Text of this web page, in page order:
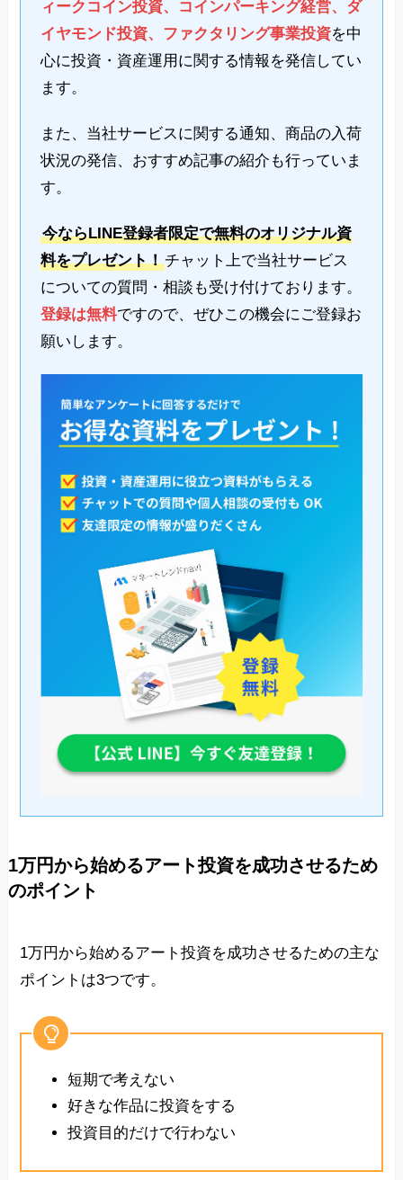
ィークコイン投資、コインパーキング経営、ダ
イヤモンド投資、ファクタリング事業投資を中
心に投資・資産運用に関する情報を発信してい
ます。
また、当社サービスに関する通知、商品の入荷
状況の発信、おすすめ記事の紹介も行っていま
す。
今ならLINE登録者限定で無料のオリジナル資
料をプレゼント！チャット上で当社サービス
についての質問・相談も受け付けております。
登録は無料ですので、ぜひこの機会にご登録お
願いします。
1万円から始めるアート投資を成功させるため
のポイント
1万円から始めるアート投資を成功させるための主な
ポイントは3つです。
短期で考えない
好きな作品に投資をする
投資目的だけで行わない